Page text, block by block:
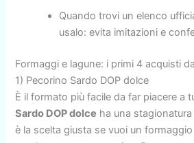
Quando trovi un elenco
usalo: evita imitazioni e
Formaggi e lagune: i primi 4 acquisti
1) Pecorino Sardo DOP dolce
È il formato più facile da far piacere a
Sardo DOP dolce ha una
è la scelta giusta se vuoi un